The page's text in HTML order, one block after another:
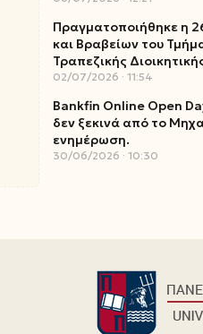
Πραγματοποιήθηκε η
και Βραβείων του
Τραπεζικής
02/07/2026 11:54
Bankfin Online Open
δεν ξεκινά από το
ενημέρωση.
30/06/2026 10:30